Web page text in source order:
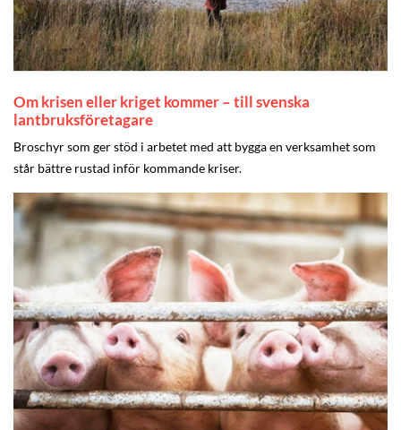
Om krisen eller kriget kommer – till svenska
lantbruksföretagare
Broschyr som ger stöd i arbetet med att bygga en verksamhet som
står bättre rustad inför kommande kriser.